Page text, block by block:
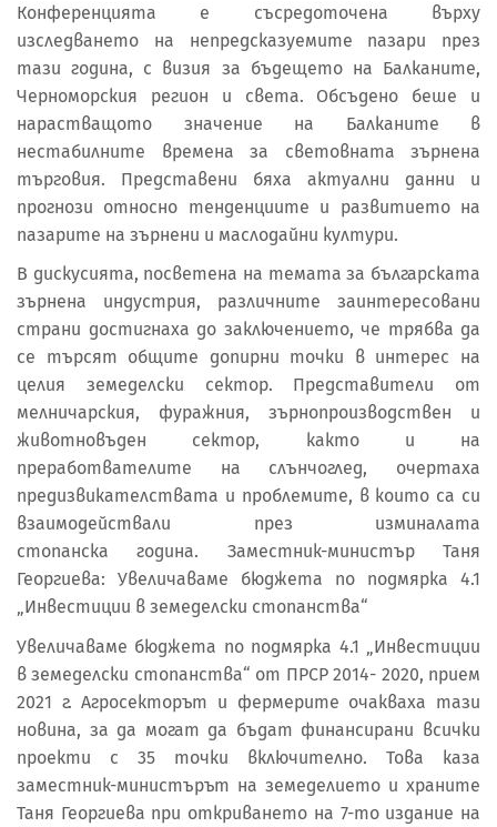
Конференцията е съсредоточена върху
изследването на непредсказуемите пазари през
тази година, с визия за бъдещето на Балканите,
Черноморския регион и света. Обсъдено беше и
нарастващото значение на Балканите в
нестабилните времена за световната зърнена
търговия. Представени бяха актуални данни и
прогнози относно тенденциите и развитието на
пазарите на зърнени и маслодайни култури.
В дискусията, посветена на темата за българската
зърнена индустрия, различните заинтересовани
страни достигнаха до заключението, че трябва да
се търсят общите допирни точки в интерес на
целия земеделски сектор. Представители от
мелничарския, фуражния, зърнопроизводствен и
животновъден сектор, както и на
преработвателите на слънчоглед, очертаха
предизвикателствата и проблемите, в които са си
взаимодействали през изминалата
стопанска година. Заместник-министър Таня
Георгиева: Увеличаваме бюджета по подмярка 4.1
„Инвестиции в земеделски стопанства“
Увеличаваме бюджета по подмярка 4.1 „Инвестиции
в земеделски стопанства“ от ПРСР 2014- 2020, прием
2021 г. Агросекторът и фермерите очакваха тази
новина, за да могат да бъдат финансирани всички
проекти с 35 точки включително. Това каза
заместник-министърът на земеделието и храните
Таня Георгиева при откриването на 7-то издание на